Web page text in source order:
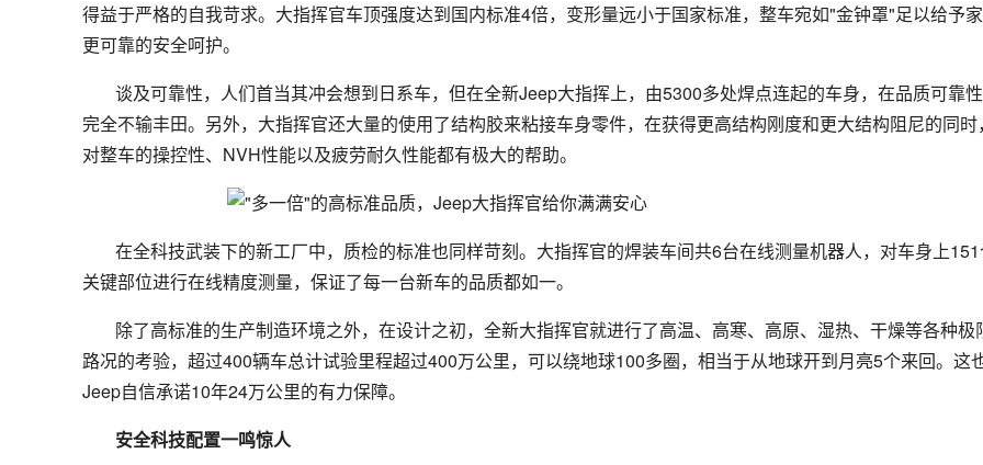
得益于严格的自我苛求。大指挥官车顶强度达到国内标准4倍，变形量远小于国家标准，整车宛如"金钟罩"足以给予
更可靠的安全呵护。
谈及可靠性，人们首当其冲会想到日系车，但在全新Jeep大指挥上，由5300多处焊点连起的车身，在品质可靠
完全不输丰田。另外，大指挥官还大量的使用了结构胶来粘接车身零件，在获得更高结构刚度和更大结构阻尼的同时，
对整车的操控性、NVH性能以及疲劳耐久性能都有极大的帮助。
在全科技武装下的新工厂中，质检的标准也同样苛刻。大指挥官的焊装车间共6台在线测量机器人，对车身上
关键部位进行在线精度测量，保证了每一台新车的品质都如一。
除了高标准的生产制造环境之外，在设计之初，全新大指挥官就进行了高温、高寒、高原、湿热、干燥等各种极
路况的考验，超过400辆车总计试验里程超过400万公里，可以绕地球100多圈，相当于从地球开到月亮5个来回。这
Jeep自信承诺10年24万公里的有力保障。
安全科技配置一鸣惊人